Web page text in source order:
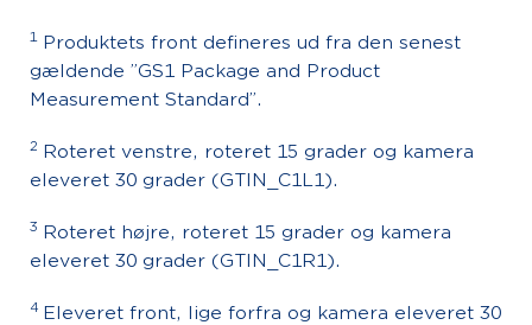
1 Produktets front defineres ud fra den senest
gældende ”GS1 Package and Product
Measurement Standard”.
2 Roteret venstre, roteret 15 grader og kamera
eleveret 30 grader (GTIN_C1L1).
3 Roteret højre, roteret 15 grader og kamera
eleveret 30 grader (GTIN_C1R1).
4 Eleveret front, lige forfra og kamera eleveret 30